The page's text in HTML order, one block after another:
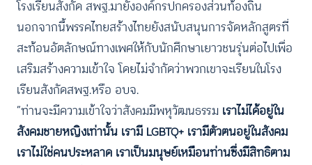
โรงเรียนสังกัด สพฐ.มายังองค์กรปกครองส่วนท้องถิ่น
นอกจากนี้พรรคไทยสร้างไทยยังสนับสนุนการจัดหลักสูตรที่
สะท้อนอัตลักษณ์ทางเพศให้กับนักศึกษาเยาวชนรุ่นต่อไปเพื่อ
เสริมสร้างความเข้าใจ โดยไม่จำกัดว่าพวกเขาจะเรียนในโรง
เรียนสังกัดสพฐ.หรือ อบจ.
“ท่านจะมีความเข้าใจว่าสังคมมีพหุวัฒนธรรม เราไม่ได้อยู่ใน
สังคมชายหญิงเท่านั้น เรามี LGBTQ+ เรามีตัวตนอยู่ในสังคม
เราไม่ใช่คนประหลาด เราเป็นมนุษย์เหมือนท่านซึ่งมีสิทธิตาม